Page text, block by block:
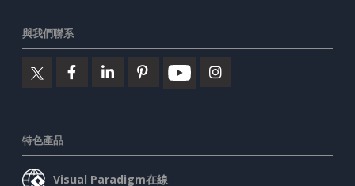
與我們聯系
特色產品
Visual Paradigm在線